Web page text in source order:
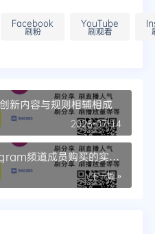
Facebook
刷粉
YouTube
刷观看
新内容与规则相辅相成
2025-07-14
频道成员购买的实战
下一篇 »